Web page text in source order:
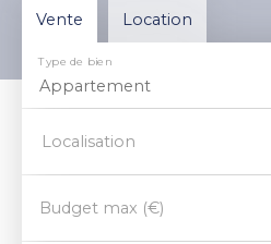
Vente Location
Appartement
Type de bien
Localisation
Budget max (€)